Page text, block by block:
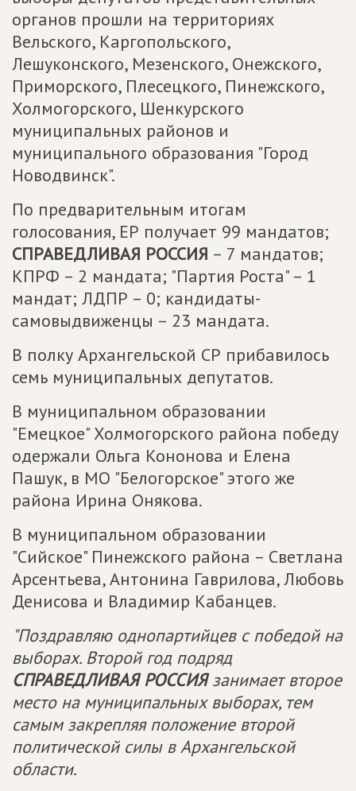
органов прошли на территориях
Вельского, Каргопольского,
Лешуконского, Мезенского, Онежского,
Приморского, Плесецкого, Пинежского,
Холмогорского, Шенкурского
муниципальных районов и
муниципального образования "Город
Новодвинск".
По предварительным итогам
голосования, ЕР получает 99 мандатов;
СПРАВЕДЛИВАЯ РОССИЯ – 7 мандатов;
КПРФ – 2 мандата; "Партия Роста" – 1
мандат; ЛДПР – 0; кандидаты-
самовыдвиженцы – 23 мандата.
В полку Архангельской СР прибавилось
семь муниципальных депутатов.
В муниципальном образовании
"Емецкое" Холмогорского района победу
одержали Ольга Кононова и Елена
Пашук, в МО "Белогорское" этого же
района Ирина Онякова.
В муниципальном образовании
"Сийское" Пинежского района – Светлана
Арсентьева, Антонина Гаврилова, Любовь
Денисова и Владимир Кабанцев.
"Поздравляю однопартийцев с победой на
выборах. Второй год подряд
СПРАВЕДЛИВАЯ РОССИЯзанимает второе
место на муниципальных выборах, тем
самым закрепляя положение второй
политической силы в Архангельской
области.